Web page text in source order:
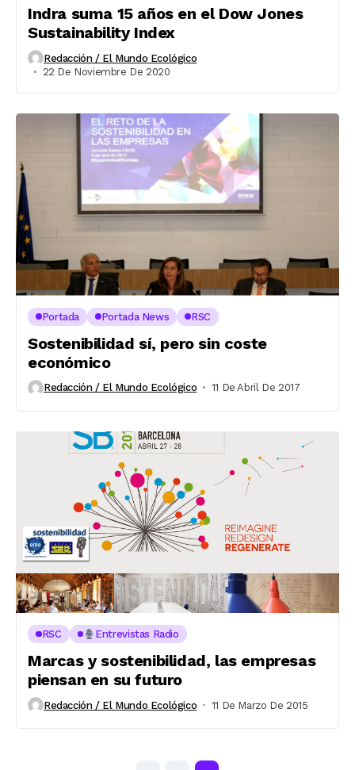
Indra suma 15 años en el Dow Jones
Sustainability Index
Redacción / El Mundo Ecológico
22 De Noviembre De 2020
Portada Portada News RSC
Sostenibilidad sí, pero sin coste
económico
Redacción / El Mundo Ecológico 11 De Abril De 2017
RSC Entrevistas Radio
Marcas y sostenibilidad, las empresas
piensan en su futuro
Redacción / El Mundo Ecológico 11 De Marzo De 2015